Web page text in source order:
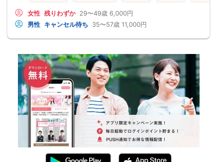
女性 残りわずか 29〜49歳 6,000円
男性 キャンセル待ち 35〜57歳 11,000円